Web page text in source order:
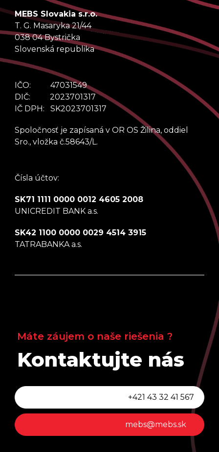
MEBS Slovakia s.r.o.
T. G. Masaryka 21/44
038 04 Bystrička
Slovenská republika
IČO: 47031549
DIČ: 2023701317
IČ DPH: SK2023701317
Spoločnosť je zapísaná v OR OS Žilina, oddiel
Sro., vložka č.58643/L.
Čísla účtov:
SK71 1111 0000 0012 4605 2008
UNICREDIT BANK a.s.
SK42 1100 0000 0029 4514 3915
TATRABANKA a.s.
Máte záujem o naše riešenia ?
Kontaktujte nás
+421 43 32 41 567
mebs@mebs.sk